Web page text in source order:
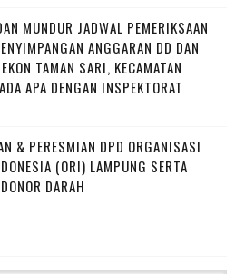
MUNDUR JADWAL PEMERIKSAAN
ANGGARAN DD DAN
TAMAN SARI, KECAMATAN
APA DENGAN INSPEKTORAT
& PERESMIAN DPD ORGANISASI
(ORI) LAMPUNG SERTA
DARAH